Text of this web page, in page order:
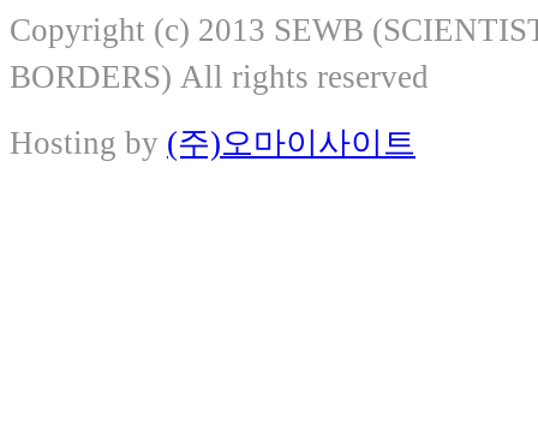
Copyright (c) 2013 SEWB
BORDERS) All rights reserved
Hosting by (주)오마이사이트